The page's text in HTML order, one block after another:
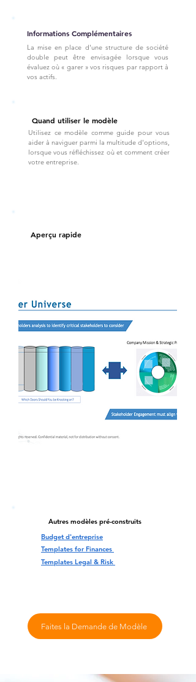
Informations Complémentaires
La mise en place d'une structure de société
double peut être envisagée lorsque vous
évaluez où « garer » vos risques par rapport à
vos actifs.
Quand utiliser le modèle
Utilisez ce modèle comme guide pour vous
aider à naviguer parmi la multitude d'options,
lorsque vous réfléchissez où et comment créer
votre entreprise.
Aperçu rapide
Autres modèles pré-construits
Budget d'entreprise
Templates for Finances
Templates Legal & Risk
Faites la Demande de Modèle